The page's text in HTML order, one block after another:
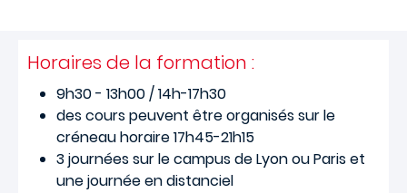
Horaires de la formation :
9h30 - 13h00 / 14h-17h30
des cours peuvent être organisés sur le
créneau horaire 17h45-21h15
3 journées sur le campus de Lyon ou Paris et
une journée en distanciel